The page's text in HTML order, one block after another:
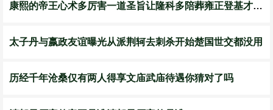
康熙的帝王心术多厉害一道圣旨让隆科多陪葬雍正登基才明白
太子丹与嬴政友谊曝光从派荆轲去刺杀开始楚国世交都没用
历经千年沧桑仅有两人得享文庙武庙待遇你猜对了吗